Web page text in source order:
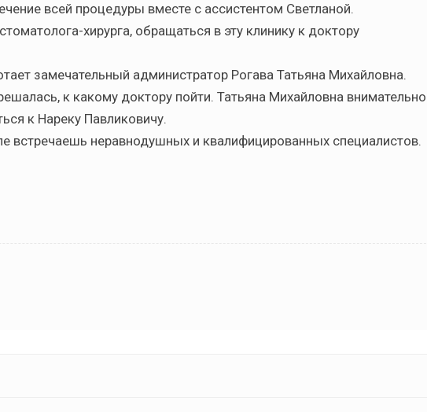
всей процедуры вместе с ассистентом Светланой.
хирурга, обращаться в эту клинику к доктору
замечательный администратор Рогава Татьяна Михайловна.
к какому доктору пойти. Татьяна Михайловна внимательно
к Нареку Павликовичу.
встречаешь неравнодушных и квалифицированных специалистов.